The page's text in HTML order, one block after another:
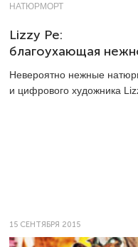
НАТЮРМОРТ
Lizzy Pe:
благоухающая
Невероятно нежные
и цифрового художника
15 СЕНТЯБРЯ 2015